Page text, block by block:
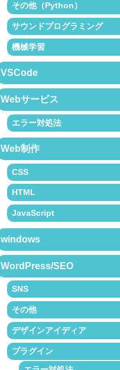
その他（Python）
サウンドプログラミング
機械学習
VSCode
Webサービス
エラー対処法
Web制作
CSS
HTML
JavaScript
windows
WordPress/SEO
SNS
その他
デザインアイディア
プラグイン